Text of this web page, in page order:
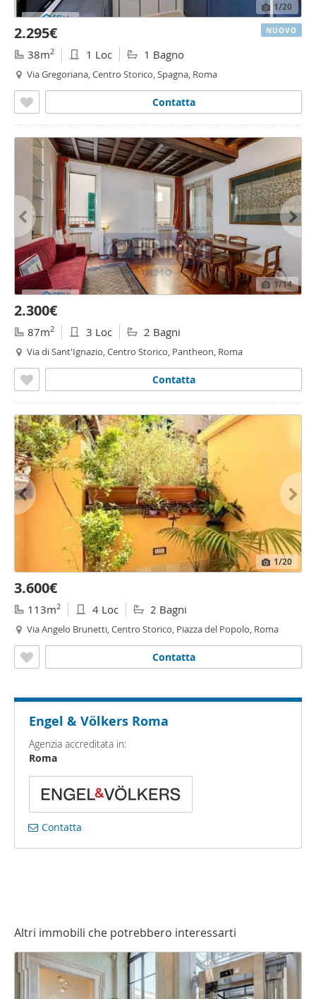
1/20
2.295€
38m2 1 Loc 1 Bagno
Via Gregoriana, Centro Storico, Spagna, Roma
Contatta
NUOVO
1/14
2.300€
87m2 3 Loc 2 Bagni
Via di Sant'Ignazio, Centro Storico, Pantheon, Roma
Contatta
1/20
3.600€
113m2 4 Loc 2 Bagni
Via Angelo Brunetti, Centro Storico, Piazza del Popolo, Roma
Contatta
Contatta
Engel & Völkers Roma
Agenzia accreditata in:
Roma
Altri immobili che potrebbero interessarti